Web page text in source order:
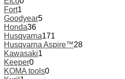
Fort1
Goodyear5
Honda36
Husqvarna171
Husqvarna Aspire™28
Kawasaki1
Keeper0
KOMA tools0